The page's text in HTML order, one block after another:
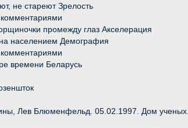
не стареют Зрелость
промежду глаз Акселерация
населением Демография
времени Беларусь
Лев Блюменфельд. 05.02.1997. Дом ученых.